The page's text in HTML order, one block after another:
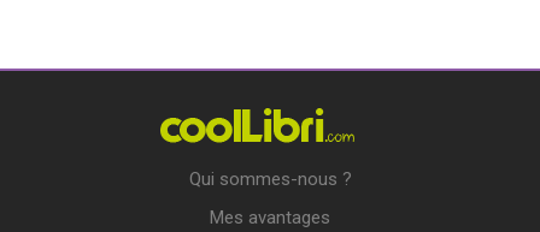
Qui sommes-nous ?
Mes avantages